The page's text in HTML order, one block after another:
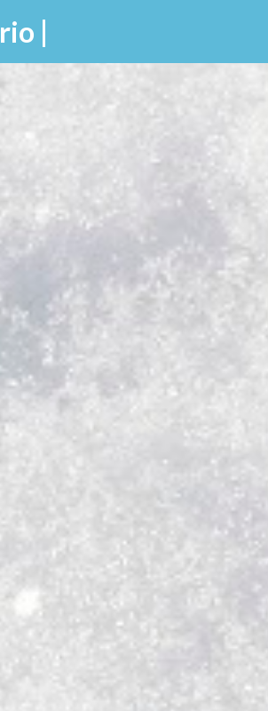
Pular para o conteúdo principal
|